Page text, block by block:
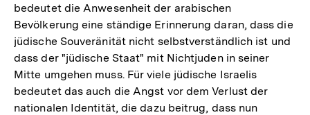
bedeutet die Anwesenheit der arabischen
Bevölkerung eine ständige Erinnerung daran, dass die
jüdische Souveränität nicht selbstverständlich ist und
dass der "jüdische Staat" mit Nichtjuden in seiner
Mitte umgehen muss. Für viele jüdische Israelis
bedeutet das auch die Angst vor dem Verlust der
nationalen Identität, die dazu beitrug, dass nun